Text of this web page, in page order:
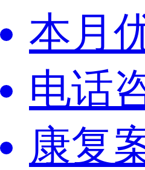
本月
电话
康复